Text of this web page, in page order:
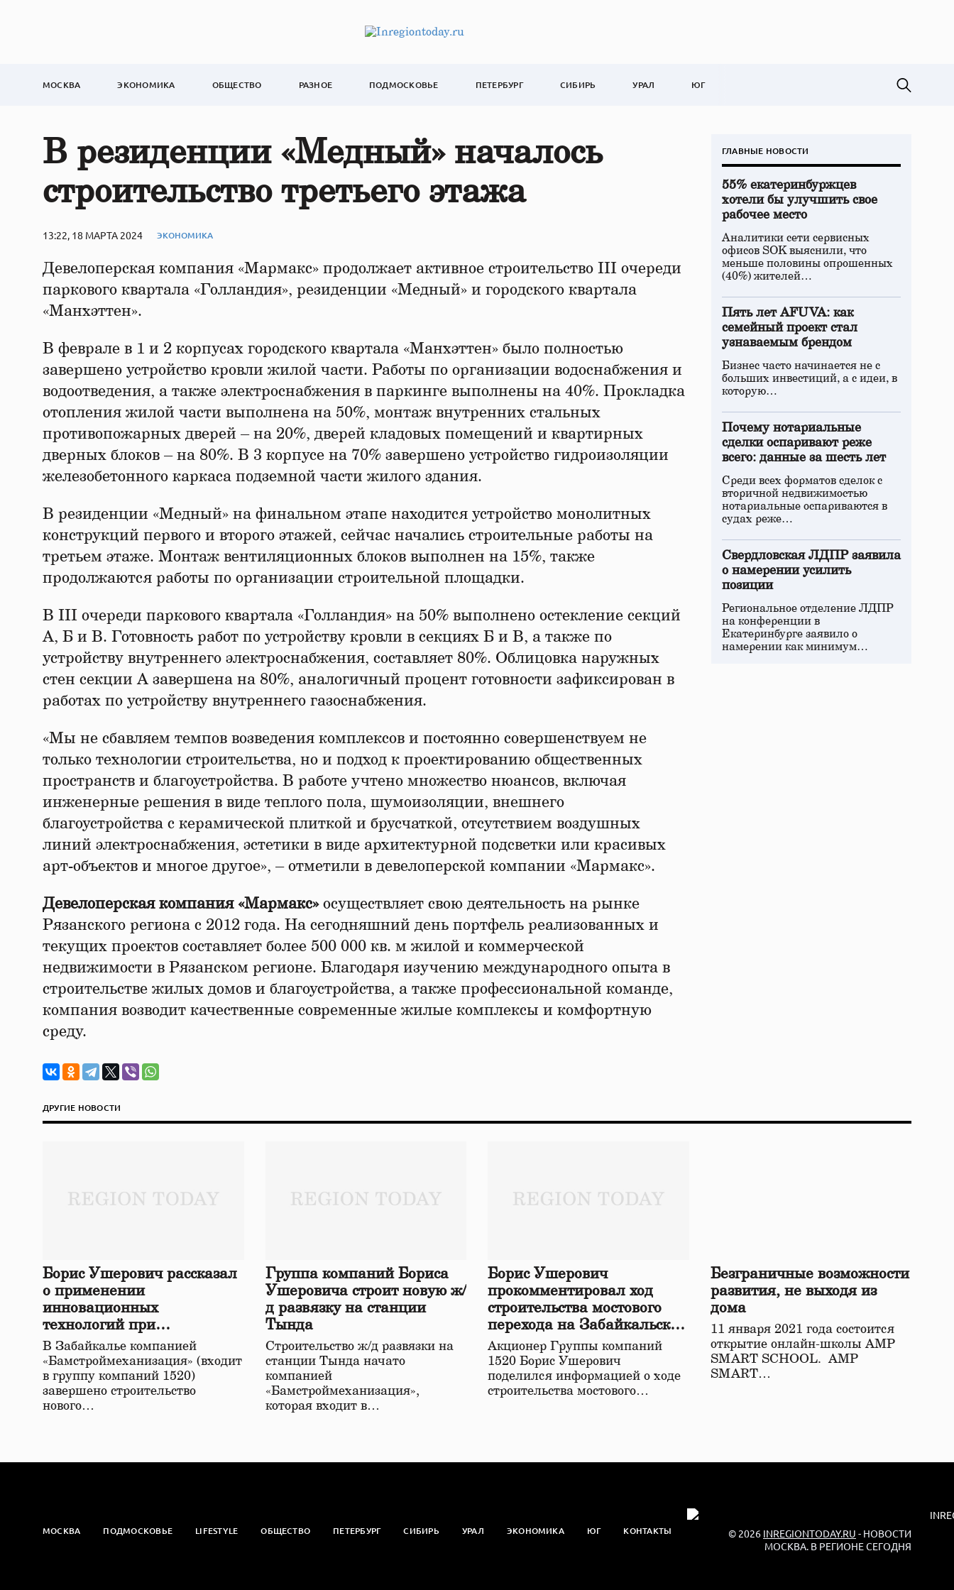
МОСКВА ЭКОНОМИКА ОБЩЕСТВО РАЗНОЕ ПОДМОСКОВЬЕ ПЕТЕРБУРГ СИБИРЬ УРАЛ ЮГ
В резиденции «Медный» началось
строительство третьего этажа
13:22, 18 МАРТА 2024 ЭКОНОМИКА
Девелоперская компания «Мармакс» продолжает активное строительство III очереди
паркового квартала «Голландия», резиденции «Медный» и городского квартала
«Манхэттен».
В феврале в 1 и 2 корпусах городского квартала «Манхэттен» было полностью
завершено устройство кровли жилой части. Работы по организации водоснабжения и
водоотведения, а также электроснабжения в паркинге выполнены на 40%. Прокладка
отопления жилой части выполнена на 50%, монтаж внутренних стальных
противопожарных дверей – на 20%, дверей кладовых помещений и квартирных
дверных блоков – на 80%. В 3 корпусе на 70% завершено устройство гидроизоляции
железобетонного каркаса подземной части жилого здания.
В резиденции «Медный» на финальном этапе находится устройство монолитных
конструкций первого и второго этажей, сейчас начались строительные работы на
третьем этаже. Монтаж вентиляционных блоков выполнен на 15%, также
продолжаются работы по организации строительной площадки.
В III очереди паркового квартала «Голландия» на 50% выполнено остекление секций
А, Б и В. Готовность работ по устройству кровли в секциях Б и В, а также по
устройству внутреннего электроснабжения, составляет 80%. Облицовка наружных
стен секции А завершена на 80%, аналогичный процент готовности зафиксирован в
работах по устройству внутреннего газоснабжения.
«Мы не сбавляем темпов возведения комплексов и постоянно совершенствуем не
только технологии строительства, но и подход к проектированию общественных
пространств и благоустройства. В работе учтено множество нюансов, включая
инженерные решения в виде теплого пола, шумоизоляции, внешнего
благоустройства с керамической плиткой и брусчаткой, отсутствием воздушных
линий электроснабжения, эстетики в виде архитектурной подсветки или красивых
арт-объектов и многое другое», – отметили в девелоперской компании «Мармакс».
Девелоперская компания «Мармакс»осуществляет свою деятельность на рынке
Рязанского региона с 2012 года. На сегодняшний день портфель реализованных и
текущих проектов составляет более 500 000 кв. м жилой и коммерческой
недвижимости в Рязанском регионе. Благодаря изучению международного опыта в
строительстве жилых домов и благоустройства, а также профессиональной команде,
компания возводит качественные современные жилые комплексы и комфортную
среду.
ГЛАВНЫЕ НОВОСТИ
55% екатеринбуржцев
хотели бы улучшить свое
рабочее место
Аналитики сети сервисных
офисов SOK выяснили, что
меньше половины опрошенных
(40%) жителей…
Пять лет AFUVA: как
семейный проект стал
узнаваемым брендом
Бизнес часто начинается не с
больших инвестиций, а с идеи, в
которую…
Почему нотариальные
сделки оспаривают реже
всего: данные за шесть лет
Среди всех форматов сделок с
вторичной недвижимостью
нотариальные оспариваются в
судах реже…
Свердловская ЛДПР заявила
о намерении усилить
позиции
Региональное отделение ЛДПР
на конференции в
Екатеринбурге заявило о
намерении как минимум…
ДРУГИЕ НОВОСТИ
Борис Ушерович рассказал
о применении
инновационных
технологий при
строительстве нового моста
в Забайкалье
В Забайкалье компанией
«Бамстроймеханизация» (входит
в группу компаний 1520)
завершено строительство
нового…
Группа компаний Бориса
Ушеровича строит новую ж/
д развязку на станции
Тында
Строительство ж/д развязки на
станции Тында начато
компанией
«Бамстроймеханизация»,
которая входит в…
Борис Ушерович
прокомментировал ход
строительства мостового
перехода на Забайкальской
железной дороге
Акционер Группы компаний
1520 Борис Ушерович
поделился информацией о ходе
строительства мостового…
Безграничные возможности
развития, не выходя из
дома
11 января 2021 года состоится
открытие онлайн-школы АМР
SMART SCHOOL. АМР
SMART…
МОСКВА ПОДМОСКОВЬЕ LIFESTYLE ОБЩЕСТВО ПЕТЕРБУРГ СИБИРЬ УРАЛ ЭКОНОМИКА ЮГ КОНТАКТЫ © 2026 INREGIONTODAY.RU - НОВОСТИ
МОСКВА. В РЕГИОНЕ СЕГОДНЯ